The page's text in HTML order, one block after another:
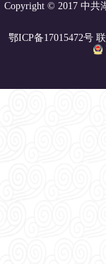
Copyright © 2017 中共
鄂ICP备17015472号